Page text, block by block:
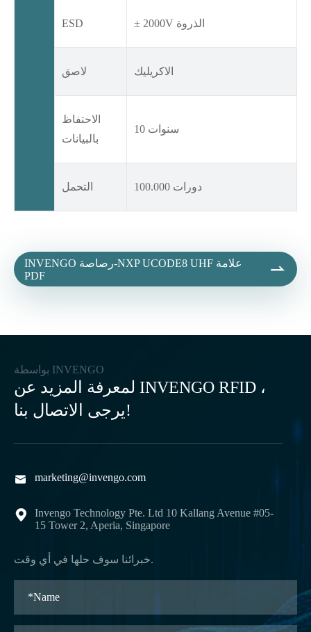
ESD ± 2000V الذروة
لاصق الاكريليك
الاحتفاظ
بالبيانات
10 سنوات
التحمل 100.000 دورات
INVENGO رصاصة-NXP UCODE8 UHF علامة
PDF

بواسطة INVENGO
لمعرفة المزيد عن INVENGO RFID ،
يرجى الاتصال بنا!
 marketing@invengo.com

Invengo Technology Pte. Ltd 10 Kallang Avenue #05-
15 Tower 2, Aperia, Singapore
خبرائنا سوف حلها في أي وقت.